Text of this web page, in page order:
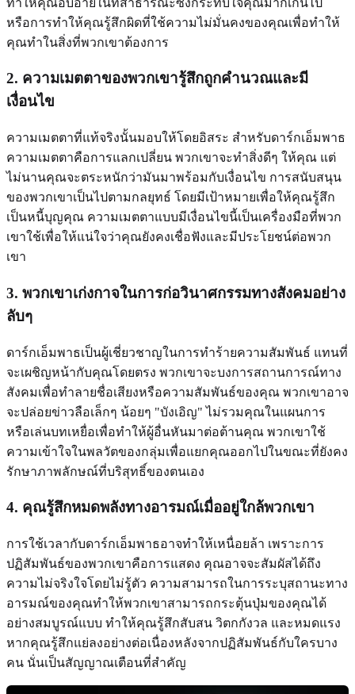
หรือการทำให้คุณรู้สึกผิดที่ใช้ความไม่มั่นคงของคุณเพื่อทำให้
คุณทำในสิ่งที่พวกเขาต้องการ
2. ความเมตตาของพวกเขารู้สึกถูกคำนวณและมี
เงื่อนไข
ความเมตตาที่แท้จริงนั้นมอบให้โดยอิสระ สำหรับดาร์กเอ็มพาธ
ความเมตตาคือการแลกเปลี่ยน พวกเขาจะทำสิ่งดีๆ ให้คุณ แต่
ไม่นานคุณจะตระหนักว่ามันมาพร้อมกับเงื่อนไข การสนับสนุน
ของพวกเขาเป็นไปตามกลยุทธ์ โดยมีเป้าหมายเพื่อให้คุณรู้สึก
เป็นหนี้บุญคุณ ความเมตตาแบบมีเงื่อนไขนี้เป็นเครื่องมือที่พวก
เขาใช้เพื่อให้แน่ใจว่าคุณยังคงเชื่อฟังและมีประโยชน์ต่อพวก
เขา
3. พวกเขาเก่งกาจในการก่อวินาศกรรมทางสังคมอย่าง
ลับๆ
ดาร์กเอ็มพาธเป็นผู้เชี่ยวชาญในการทำร้ายความสัมพันธ์ แทนที่
จะเผชิญหน้ากับคุณโดยตรง พวกเขาจะบงการสถานการณ์ทาง
สังคมเพื่อทำลายชื่อเสียงหรือความสัมพันธ์ของคุณ พวกเขาอาจ
จะปล่อยข่าวลือเล็กๆ น้อยๆ "บังเอิญ" ไม่รวมคุณในแผนการ
หรือเล่นบทเหยื่อเพื่อทำให้ผู้อื่นหันมาต่อต้านคุณ พวกเขาใช้
ความเข้าใจในพลวัตของกลุ่มเพื่อแยกคุณออกไปในขณะที่ยังคง
รักษาภาพลักษณ์ที่บริสุทธิ์ของตนเอง
4. คุณรู้สึกหมดพลังทางอารมณ์เมื่ออยู่ใกล้พวกเขา
การใช้เวลากับดาร์กเอ็มพาธอาจทำให้เหนื่อยล้า เพราะการ
ปฏิสัมพันธ์ของพวกเขาคือการแสดง คุณอาจจะสัมผัสได้ถึง
ความไม่จริงใจโดยไม่รู้ตัว ความสามารถในการระบุสถานะทาง
อารมณ์ของคุณทำให้พวกเขาสามารถกระตุ้นปุ่มของคุณได้
อย่างสมบูรณ์แบบ ทำให้คุณรู้สึกสับสน วิตกกังวล และหมดแรง
หากคุณรู้สึกแย่ลงอย่างต่อเนื่องหลังจากปฏิสัมพันธ์กับใครบาง
คน นั่นเป็นสัญญาณเตือนที่สำคัญ